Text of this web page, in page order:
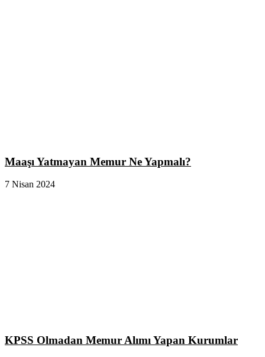
Maaşı Yatmayan Memur Ne Yapmalı?
7 Nisan 2024
KPSS Olmadan Memur Alımı Yapan Kurumlar